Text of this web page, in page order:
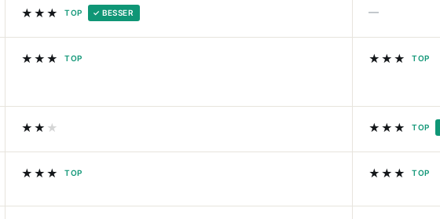
★★★ TOP ✓ BESSER —
★★★ TOP ★★★ TOP
★★ ★ ★★★ TOP
★★★ TOP ★★★ TOP